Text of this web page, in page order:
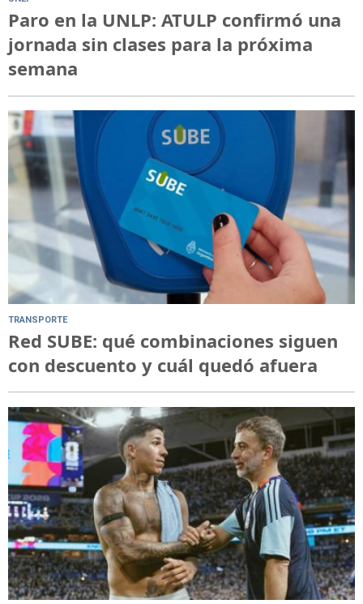
Paro en la UNLP: ATULP confirmó una
jornada sin clases para la próxima
semana
TRANSPORTE
Red SUBE: qué combinaciones siguen
con descuento y cuál quedó afuera